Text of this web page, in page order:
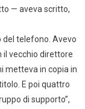
— aveva scritto,
del telefono. Avevo
il vecchio direttore
metteva in copia in
E poi quattro
di supporto”,